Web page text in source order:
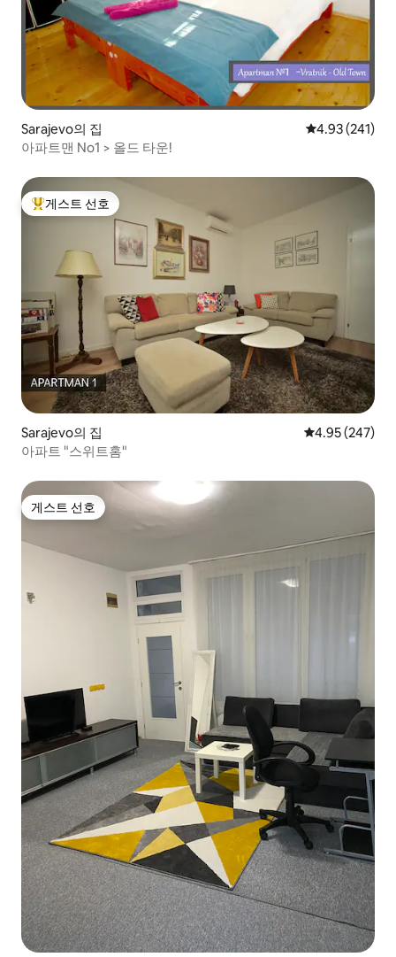
Sarajevo의 집 평점 4.93점(5
4.93 (241)
아파트맨 No1 > 올드 타운!
상위 게스트 선호
게스트 선호
Sarajevo의 집 평점 4.95점(5
4.95 (247)
아파트 "스위트홈"
게스트 선호
게스트 선호